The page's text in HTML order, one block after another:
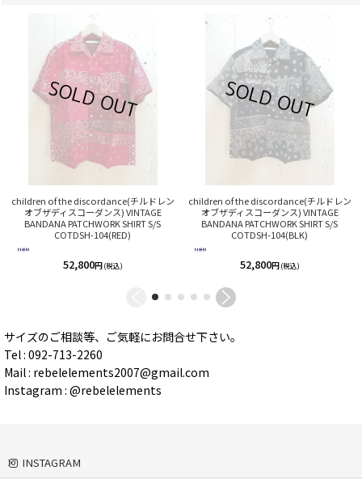
children of the discordance(チルドレン
オブザディスコーダンス) VINTAGE
BANDANA PATCHWORK SHIRT S/S
COTDSH-104(RED)
52,800円 (税込)
children of the discordance(チルドレン
オブザディスコーダンス) VINTAGE
BANDANA PATCHWORK SHIRT S/S
COTDSH-104(BLK)
52,800円 (税込)
サイズのご相談等、ご気軽にお問合せ下さい。
Tel : 092-713-2260
Mail : rebelelements2007@gmail.com
Instagram : @rebelelements
INSTAGRAM